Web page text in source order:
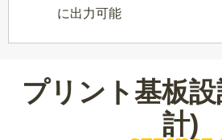
に出力可能
プリント基板
計)